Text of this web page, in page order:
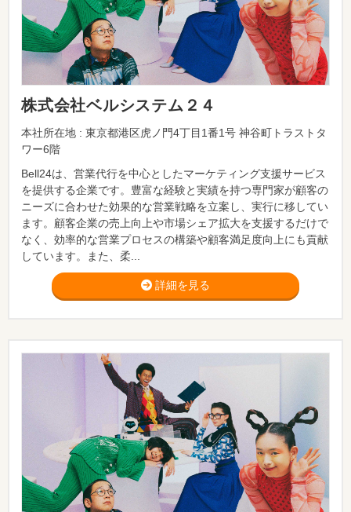
株式会社ベルシステム２４
本社所在地 : 東京都港区虎ノ門4丁目1番1号 神谷町トラストタ
ワー6階
Bell24は、営業代行を中心としたマーケティング支援サービス
を提供する企業です。豊富な経験と実績を持つ専門家が顧客の
ニーズに合わせた効果的な営業戦略を立案し、実行に移してい
ます。顧客企業の売上向上や市場シェア拡大を支援するだけで
なく、効率的な営業プロセスの構築や顧客満足度向上にも貢献
しています。また、柔...
詳細を見る